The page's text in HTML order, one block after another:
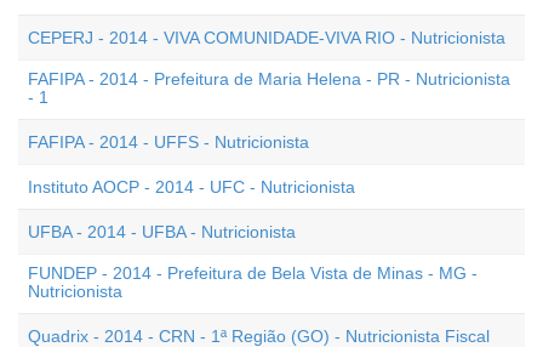
CEPERJ - 2014 - VIVA COMUNIDADE-VIVA RIO - Nutricionista
FAFIPA - 2014 - Prefeitura de Maria Helena - PR - Nutricionista
- 1
FAFIPA - 2014 - UFFS - Nutricionista
Instituto AOCP - 2014 - UFC - Nutricionista
UFBA - 2014 - UFBA - Nutricionista
FUNDEP - 2014 - Prefeitura de Bela Vista de Minas - MG -
Nutricionista
Quadrix - 2014 - CRN - 1ª Região (GO) - Nutricionista Fiscal